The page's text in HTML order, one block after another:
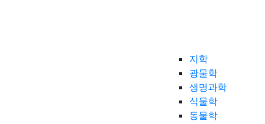
지학
광물학
생명과학
식물학
동물학